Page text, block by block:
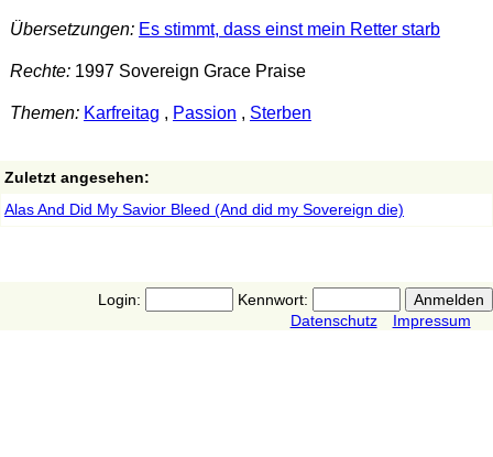
Übersetzungen: Es stimmt, dass einst mein Retter starb
Rechte:1997 Sovereign Grace Praise
Themen: Karfreitag , Passion , Sterben
Zuletzt angesehen:
Alas And Did My Savior Bleed (And did my Sovereign die)
Login:
Kennwort:
Datenschutz
Impressum